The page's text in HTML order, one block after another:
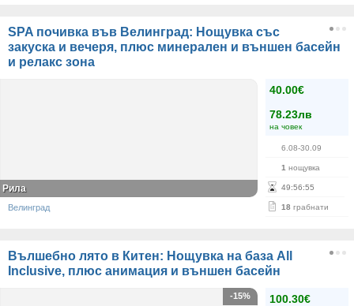
SPA почивка във Велинград: Нощувка със
закуска и вечеря, плюс минерален и външен басейн
и релакс зона
40.00€
78.23лв
на човек
6.08-30.09
1 нощувка
49:56:55
18 грабнати
Рила
Велинград
Вълшебно лято в Китен: Нощувка на база All
Inclusive, плюс анимация и външен басейн
100.30€
-15%